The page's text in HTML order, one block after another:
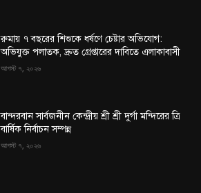
রুমায় ৭ বছরের শিশুকে ধর্ষণে চেষ্টার অভিযোগ:
অভিযুক্ত পলাতক, দ্রুত গ্রেপ্তারের দাবিতে এলাকাবাসী
আগস্ট ৭, ২০২৬
বান্দরবান সার্বজনীন কেন্দ্রীয় শ্রী শ্রী দুর্গা মন্দিরের ত্রি
বার্ষিক নির্বাচন সম্পন্ন
আগস্ট ৭, ২০২৬